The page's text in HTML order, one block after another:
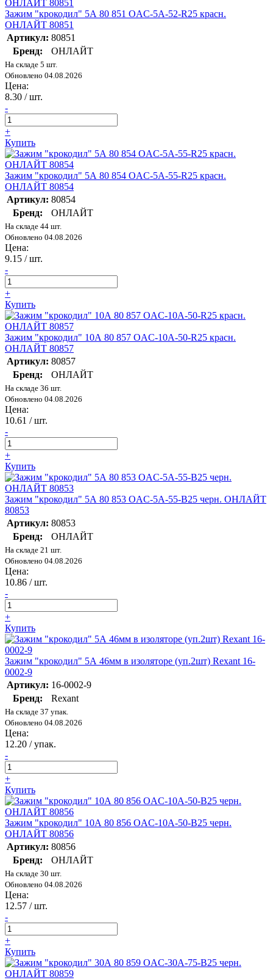
Зажим "крокодил" 5А 80 851 OAC-5A-52-R25 красн.
ОНЛАЙТ 80851
Артикул: 80851
Бренд:
ОНЛАЙТ
На складе 5 шт.
Обновлено 04.08.2026
Цена:
8.30 / шт.
-
+
Купить
Зажим "крокодил" 5А 80 854 OAC-5A-55-R25 красн.
ОНЛАЙТ 80854
Артикул: 80854
Бренд:
ОНЛАЙТ
На складе 44 шт.
Обновлено 04.08.2026
Цена:
9.15 / шт.
-
+
Купить
Зажим "крокодил" 10А 80 857 OAC-10A-50-R25 красн.
ОНЛАЙТ 80857
Артикул: 80857
Бренд:
ОНЛАЙТ
На складе 36 шт.
Обновлено 04.08.2026
Цена:
10.61 / шт.
-
+
Купить
Зажим "крокодил" 5А 80 853 OAC-5A-55-B25 черн. ОНЛАЙТ
80853
Артикул: 80853
Бренд:
ОНЛАЙТ
На складе 21 шт.
Обновлено 04.08.2026
Цена:
10.86 / шт.
-
+
Купить
Зажим "крокодил" 5А 46мм в изоляторе (уп.2шт) Rexant 16-
0002-9
Артикул: 16-0002-9
Бренд:
Rexant
На складе 37 упак.
Обновлено 04.08.2026
Цена:
12.20 / упак.
-
+
Купить
Зажим "крокодил" 10А 80 856 OAC-10A-50-B25 черн.
ОНЛАЙТ 80856
Артикул: 80856
Бренд:
ОНЛАЙТ
На складе 30 шт.
Обновлено 04.08.2026
Цена:
12.57 / шт.
-
+
Купить